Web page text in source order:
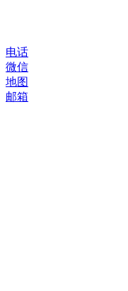
电话
微信
地图
邮箱